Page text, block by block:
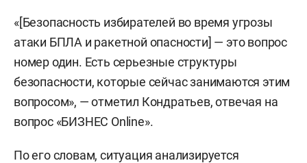
«[Безопасность избирателей во время угрозы
атаки БПЛА и ракетной опасности] — это вопрос
номер один. Есть серьезные структуры
безопасности, которые сейчас занимаются этим
вопросом», — отметил Кондратьев, отвечая на
вопрос «БИЗНЕС Online».
По его словам, ситуация анализируется